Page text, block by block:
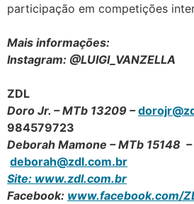
participação em competições
Mais informações:
Instagram: @LUIGI_VANZELLA
ZDL
Doro Jr. – MTb 13209 –
984579723
Deborah Mamone – MTb 15148 –
deborah@zdl.com.br
Site: www.zdl.com.br
Facebook: www.facebook.com/